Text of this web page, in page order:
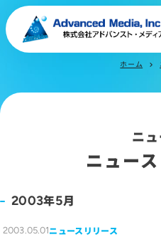
会社案内
IR情報
ホーム chevron_right
ニ
ニュー
2003年5月
2003.05.01ニュースリリース